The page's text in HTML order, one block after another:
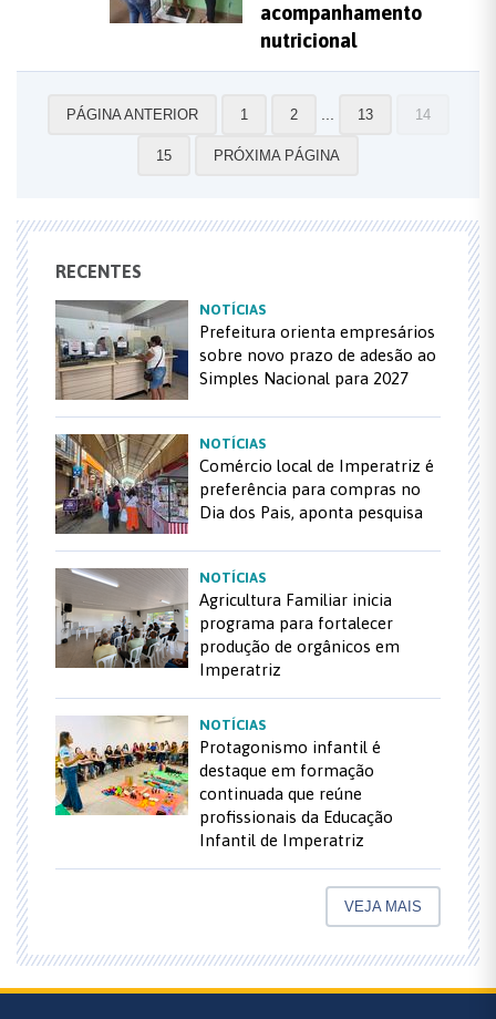
acompanhamento
nutricional
PÁGINA ANTERIOR 1 2 13 14
15 PRÓXIMA PÁGINA
RECENTES
NOTÍCIAS
Prefeitura orienta empresários
sobre novo prazo de adesão ao
Simples Nacional para 2027
NOTÍCIAS
Comércio local de Imperatriz é
preferência para compras no
Dia dos Pais, aponta pesquisa
NOTÍCIAS
Agricultura Familiar inicia
programa para fortalecer
produção de orgânicos em
Imperatriz
NOTÍCIAS
Protagonismo infantil é
destaque em formação
continuada que reúne
profissionais da Educação
Infantil de Imperatriz
VEJA MAIS